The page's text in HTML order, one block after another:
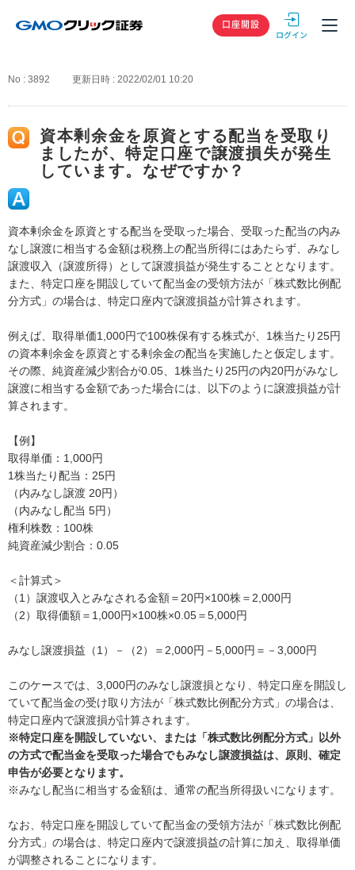
GMOクリック
口座開設
No : 3892 更新日時 : 2022/02/01 10:20
資本剰余金を原資とする配当を受取り
ましたが、特定口座で譲渡損失が発生
しています。なぜですか？
資本剰余金を原資とする配当を受取った場合、受取った配当の内み
なし譲渡に相当する金額は税務上の配当所得にはあたらず、みなし
譲渡収入（譲渡所得）として譲渡損益が発生することとなります。
また、特定口座を開設していて配当金の受領方法が「株式数比例配
分方式」の場合は、特定口座内で譲渡損益が計算されます。
例えば、取得単価1,000円で100株保有する株式が、1株当たり25円
の資本剰余金を原資とする剰余金の配当を実施したと仮定します。
その際、純資産減少割合が0.05、1株当たり25円の内20円がみなし
譲渡に相当する金額であった場合には、以下のように譲渡損益が計
算されます。
【例】
取得単価：1,000円
1株当たり配当：25円
（内みなし譲渡 20円）
（内みなし配当 5円）
権利株数：100株
純資産減少割合：0.05
＜計算式＞
（1）譲渡収入とみなされる金額＝20円×100株＝2,000円
（2）取得価額＝1,000円×100株×0.05＝5,000円
みなし譲渡損益（1）－（2）＝2,000円－5,000円＝－3,000円
このケースでは、3,000円のみなし譲渡損となり、特定口座を開設し
ていて配当金の受け取り方法が「株式数比例配分方式」の場合は、
特定口座内で譲渡損が計算されます。
※特定口座を開設していない、または「株式数比例配分方式」以外
の方式で配当金を受取った場合でもみなし譲渡損益は、原則、確定
申告が必要となります。
※みなし配当に相当する金額は、通常の配当所得扱いになります。
なお、特定口座を開設していて配当金の受領方法が「株式数比例配
分方式」の場合は、特定口座内で譲渡損益の計算に加え、取得単価
が調整されることになります。